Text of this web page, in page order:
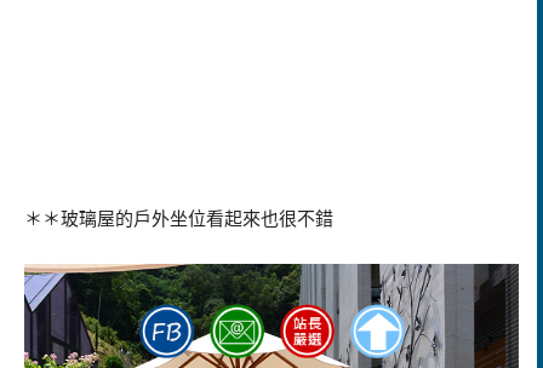
＊＊玻璃屋的戶外坐位看起來也很不錯